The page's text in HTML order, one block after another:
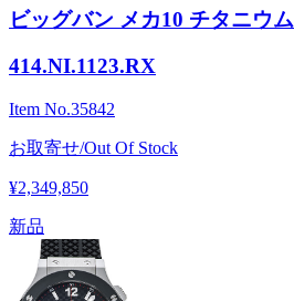
ビッグバン メカ10 チタニウム
414.NI.1123.RX
Item No.35842
お取寄せ/Out Of Stock
¥2,349,850
新品